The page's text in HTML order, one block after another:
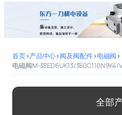
首页>产品中心>阀及阀配件>电磁阀>
电磁阀M-3SED6UK13/350C110N9K4/
全部